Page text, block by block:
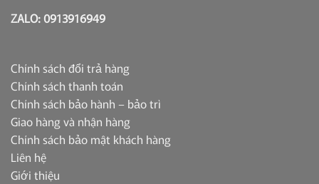
ZALO: 0913916949
Chính sách đổi trả hàng
Chính sách thanh toán
Chính sách bảo hành – bảo trì
Giao hàng và nhận hàng
Chính sách bảo mật khách hàng
Liên hệ
Giới thiệu